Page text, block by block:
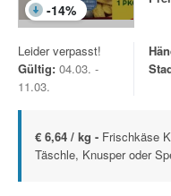
-14%
Leider verpasst!
Gültig: 04.03. -
11.03.
€ 6,64 / kg - Frischkäse
Täschle, Knusper oder